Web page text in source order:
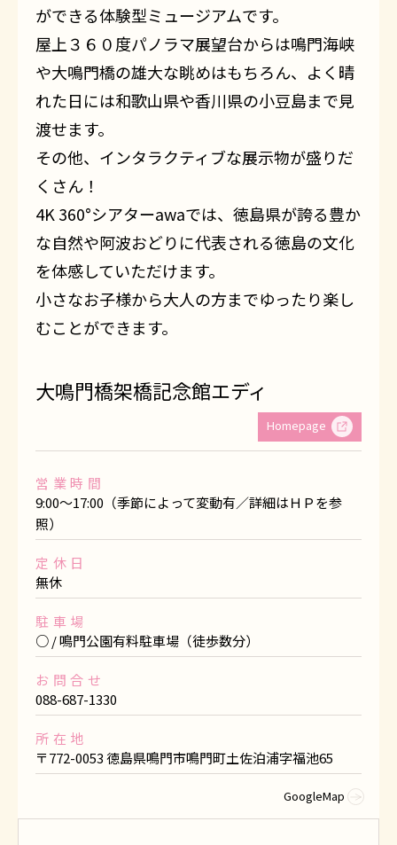
ができる体験型ミュージアムです。
屋上３６０度パノラマ展望台からは鳴門海峡
や大鳴門橋の雄大な眺めはもちろん、よく晴
れた日には和歌山県や香川県の小豆島まで見
渡せます。
その他、インタラクティブな展示物が盛りだ
くさん！
4K 360°シアターawaでは、徳島県が誇る豊か
な自然や阿波おどりに代表される徳島の文化
を体感していただけます。
小さなお子様から大人の方までゆったり楽し
むことができます。
大鳴門橋架橋記念館エディ
Homepage
営業時間
9:00〜17:00（季節によって変動有／詳細はＨＰを参
照）
定休日
無休
駐車場
○ / 鳴門公園有料駐車場（徒歩数分）
お問合せ
088-687-1330
所在地
〒772-0053 徳島県鳴門市鳴門町土佐泊浦字福池65
GoogleMap